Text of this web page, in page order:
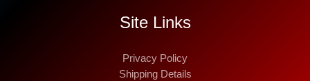
Site Links
Privacy Policy
Shipping Details